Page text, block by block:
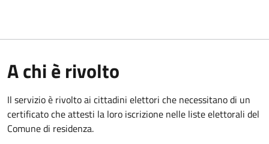
A chi è rivolto
Il servizio è rivolto ai cittadini elettori che necessitano di un
certificato che attesti la loro iscrizione nelle liste elettorali del
Comune di residenza.